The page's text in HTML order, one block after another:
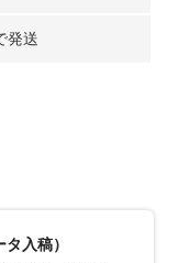
発送
入稿）